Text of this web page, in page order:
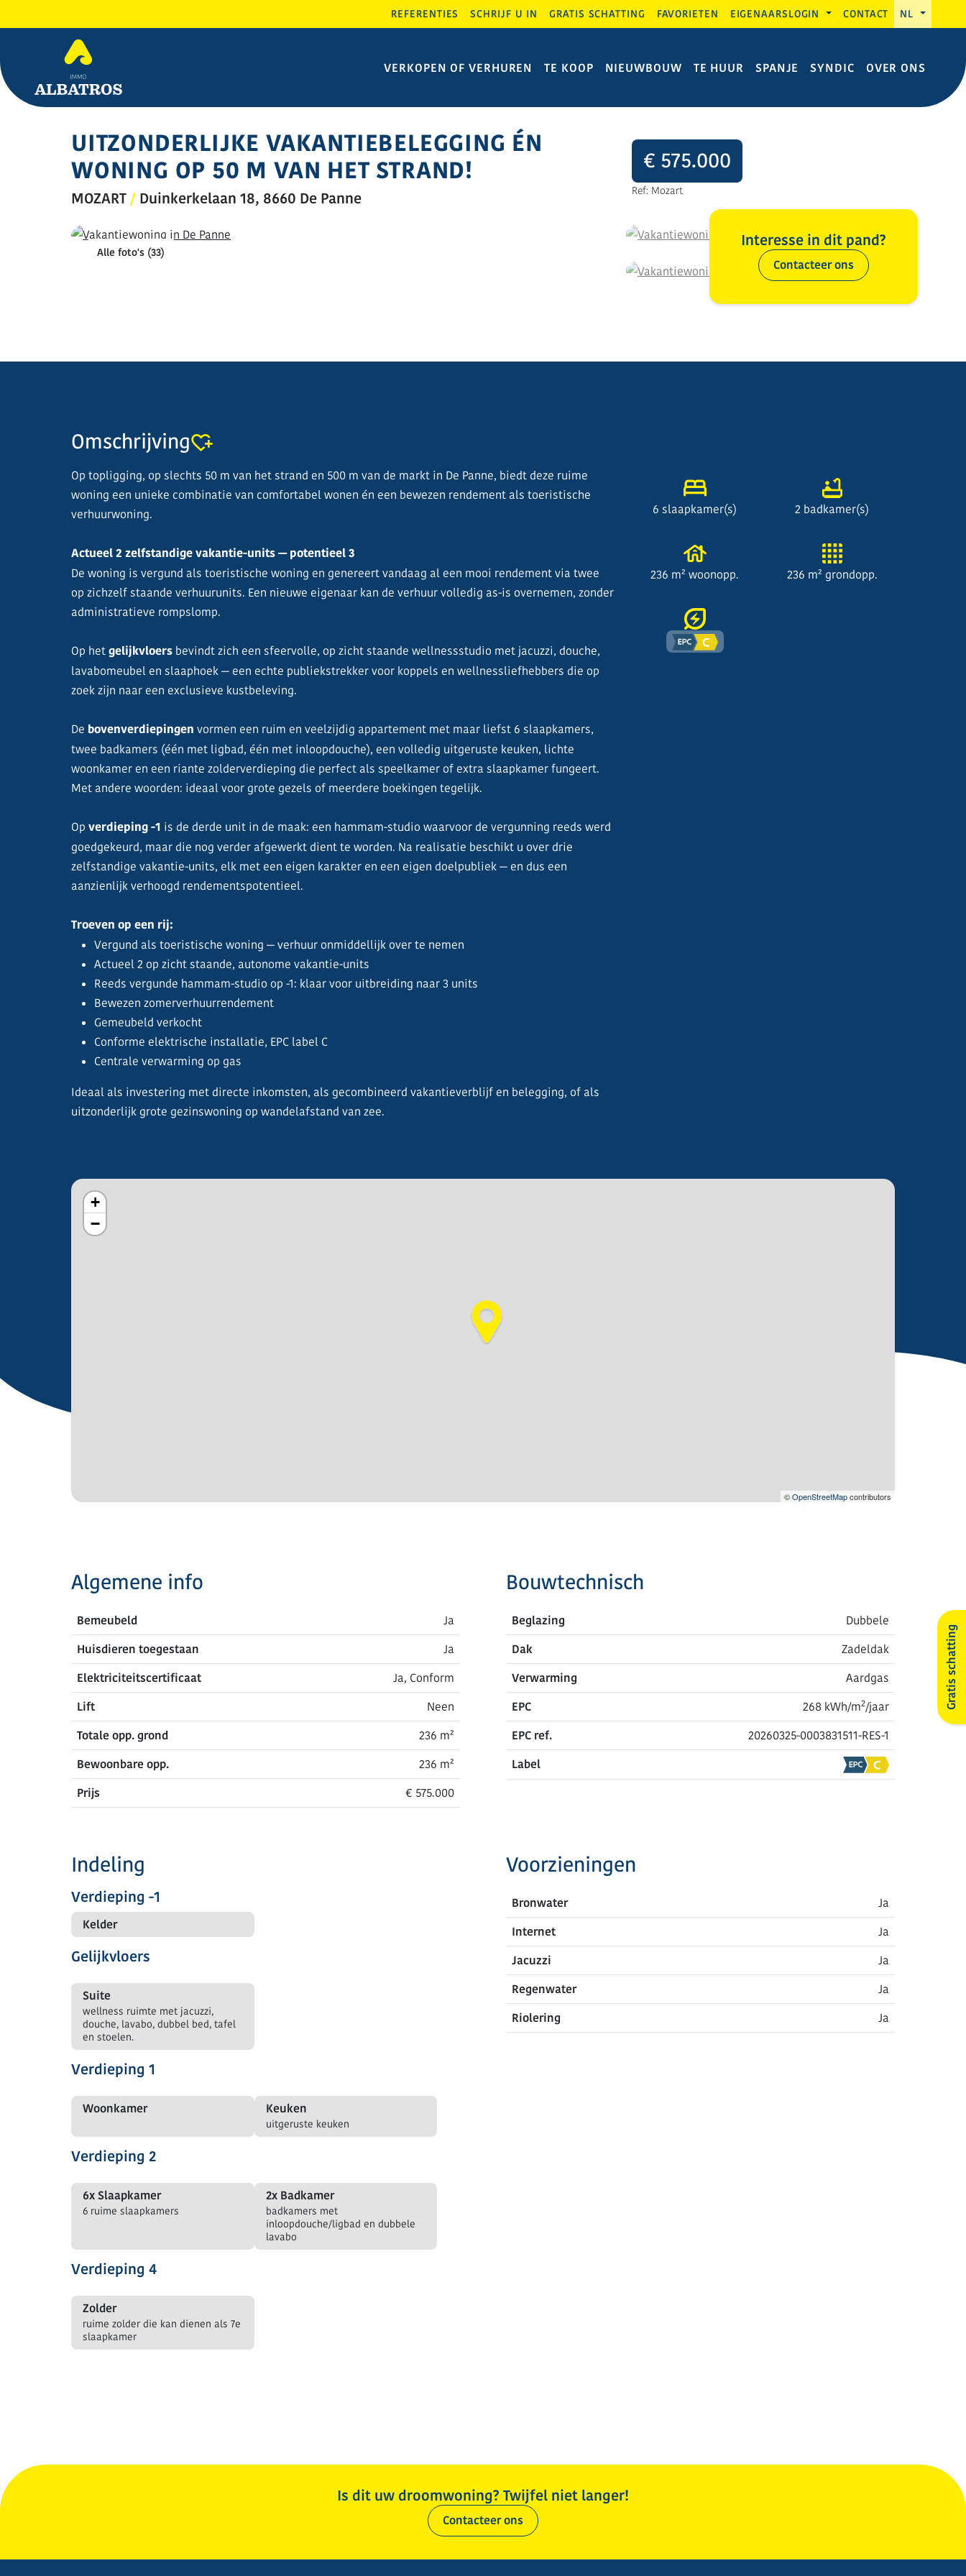
REFERENTIES SCHRIJF U IN GRATIS SCHATTING FAVORIETEN EIGENAARSLOGIN CONTACT NL
VERKOPEN OF VERHUREN TE KOOP NIEUWBOUW TE HUUR SPANJE SYNDIC OVER ONS
UITZONDERLIJKE VAKANTIEBELEGGING ÉN
WONING OP 50 M VAN HET STRAND!
MOZART/ Duinkerkelaan 18, 8660 De Panne
€ 575.000
Ref: Mozart
Alle foto's (33)
Interesse in dit pand?
Contacteer ons
Omschrijving
Op topligging, op slechts 50 m van het strand en 500 m van de markt in De Panne, biedt deze ruime
woning een unieke combinatie van comfortabel wonen én een bewezen rendement als toeristische
verhuurwoning.
Actueel 2 zelfstandige vakantie-units — potentieel 3
De woning is vergund als toeristische woning en genereert vandaag al een mooi rendement via twee
op zichzelf staande verhuurunits. Een nieuwe eigenaar kan de verhuur volledig as-is overnemen, zonder
administratieve rompslomp.
Op hetgelijkvloers bevindt zich een sfeervolle, op zicht staande wellnessstudio met jacuzzi, douche,
lavabomeubel en slaaphoek — een echte publiekstrekker voor koppels en wellnessliefhebbers die op
zoek zijn naar een exclusieve kustbeleving.
De bovenverdiepingen vormen een ruim en veelzijdig appartement met maar liefst 6 slaapkamers,
twee badkamers (één met ligbad, één met inloopdouche), een volledig uitgeruste keuken, lichte
woonkamer en een riante zolderverdieping die perfect als speelkamer of extra slaapkamer fungeert.
Met andere woorden: ideaal voor grote gezels of meerdere boekingen tegelijk.
Op verdieping -1 is de derde unit in de maak: een hammam-studio waarvoor de vergunning reeds werd
goedgekeurd, maar die nog verder afgewerkt dient te worden. Na realisatie beschikt u over drie
zelfstandige vakantie-units, elk met een eigen karakter en een eigen doelpubliek — en dus een
aanzienlijk verhoogd rendementspotentieel.
Troeven op een rij:
Vergund als toeristische woning — verhuur onmiddellijk over te nemen
Actueel 2 op zicht staande, autonome vakantie-units
Reeds vergunde hammam-studio op -1: klaar voor uitbreiding naar 3 units
Bewezen zomerverhuurrendement
Gemeubeld verkocht
Conforme elektrische installatie, EPC label C
Centrale verwarming op gas
Ideaal als investering met directe inkomsten, als gecombineerd vakantieverblijf en belegging, of als
uitzonderlijk grote gezinswoning op wandelafstand van zee.
6 slaapkamer(s) 2 badkamer(s)
236 m² woonopp. 236 m² grondopp.
+
−
©OpenStreetMapcontributors
Algemene info
Bemeubeld
Ja
Huisdieren toegestaan
Ja
Elektriciteitscertificaat
Ja, Conform
Lift
Neen
Totale opp. grond
236 m²
Bewoonbare opp.
236 m²
Prijs
€ 575.000
Bouwtechnisch
Beglazing
Dubbele
Dak
Zadeldak
Verwarming
Aardgas
EPC
268 kWh/m2/jaar
EPC ref.
20260325-0003831511-RES-1
Label
Indeling
Verdieping -1
Kelder
Gelijkvloers
Suite
wellness ruimte met jacuzzi,
douche, lavabo, dubbel bed, tafel
en stoelen.
Verdieping 1
Woonkamer Keuken
uitgeruste keuken
Verdieping 2
6x Slaapkamer
6 ruime slaapkamers
2x Badkamer
badkamers met
inloopdouche/ligbad en dubbele
lavabo
Verdieping 4
Zolder
ruime zolder die kan dienen als 7e
slaapkamer
Voorzieningen
Bronwater
Ja
Internet
Ja
Jacuzzi
Ja
Regenwater
Ja
Riolering
Ja
Is dit uw droomwoning? Twijfel niet langer!
Contacteer ons
Gratis schatting